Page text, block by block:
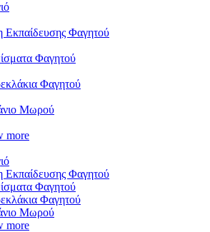
Εκπαίδευσης Φαγητού
Φαγητού
Φαγητού
Μωρού
more
Εκπαίδευσης Φαγητού
Φαγητού
Φαγητού
Μωρού
more